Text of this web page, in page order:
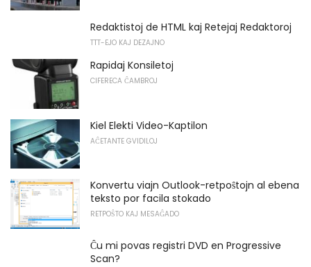
Redaktistoj de HTML kaj Retejaj Redaktoroj
TTT-EJO KAJ DEZAJNO
Rapidaj Konsiletoj
CIFERECA ĈAMBROJ
Kiel Elekti Video-Kaptilon
AĈETANTE GVIDILOJ
Konvertu viajn Outlook-retpoŝtojn al ebena
teksto por facila stokado
RETPOŜTO KAJ MESAĜADO
Ĉu mi povas registri DVD en Progressive
Scan?